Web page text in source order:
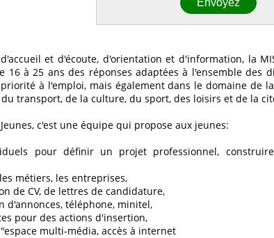
et d'écoute, d'orientation et d'information, la
16 à 25 ans des réponses adaptées à l'ensemble des
à l'emploi, mais également dans le domaine de
transport, de la culture, du sport, des loisirs et de la
c'est une équipe qui propose aux jeunes:
pour définir un projet professionnel,
métiers, les entreprises,
de CV, de lettres de candidature,
d'annonces, téléphone, minitel,
pour des actions d'insertion,
multi-média, accès à internet